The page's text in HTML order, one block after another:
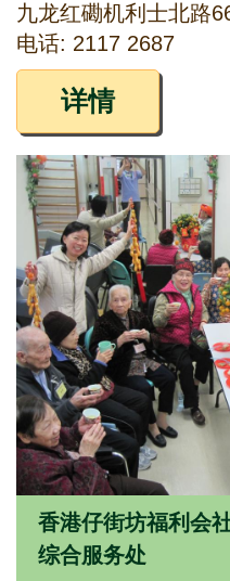
电话: 2117 2687
详情
香港仔街坊福利会
综合服务处